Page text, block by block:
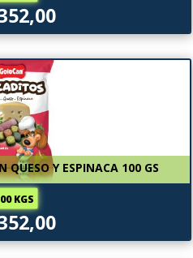
QUESO Y ESPINACA 100 GS
KGS